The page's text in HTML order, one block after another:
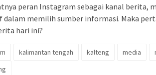
peran Instagram sebagai kanal berita,
dalam memilih sumber informasi. Maka
hari ini?
kalimantan tengah kalteng media